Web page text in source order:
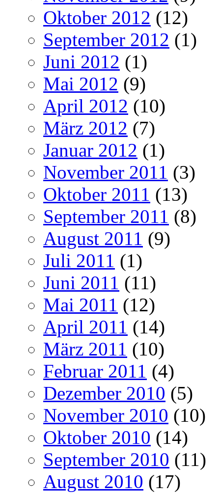
Oktober 2012 (12)
September 2012 (1)
Juni 2012 (1)
Mai 2012 (9)
April 2012 (10)
März 2012 (7)
Januar 2012 (1)
November 2011 (3)
Oktober 2011 (13)
September 2011 (8)
August 2011 (9)
Juli 2011 (1)
Juni 2011 (11)
Mai 2011 (12)
April 2011 (14)
März 2011 (10)
Februar 2011 (4)
Dezember 2010 (5)
November 2010 (10)
Oktober 2010 (14)
September 2010 (11)
August 2010 (17)